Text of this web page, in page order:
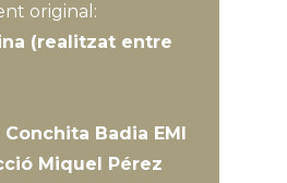
original:
(realitzat entre
Badia EMI
Miquel Pérez